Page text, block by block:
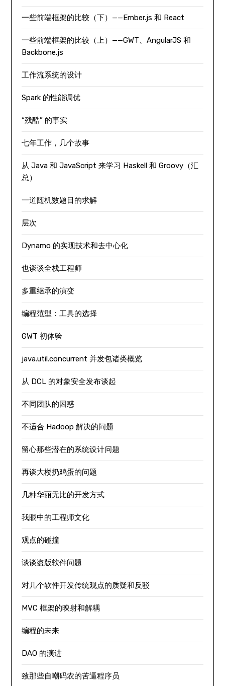
一些前端框架的比较（下）——Ember.js 和 React
一些前端框架的比较（上）——GWT、AngularJS 和
Backbone.js
工作流系统的设计
Spark 的性能调优
“残酷” 的事实
七年工作，几个故事
从 Java 和 JavaScript 来学习 Haskell 和 Groovy（汇
总）
一道随机数题目的求解
层次
Dynamo 的实现技术和去中心化
也谈谈全栈工程师
多重继承的演变
编程范型：工具的选择
GWT 初体验
java.util.concurrent 并发包诸类概览
从 DCL 的对象安全发布谈起
不同团队的困惑
不适合 Hadoop 解决的问题
留心那些潜在的系统设计问题
再谈大楼扔鸡蛋的问题
几种华丽无比的开发方式
我眼中的工程师文化
观点的碰撞
谈谈盗版软件问题
对几个软件开发传统观点的质疑和反驳
MVC 框架的映射和解耦
编程的未来
DAO 的演进
致那些自嘲码农的苦逼程序员